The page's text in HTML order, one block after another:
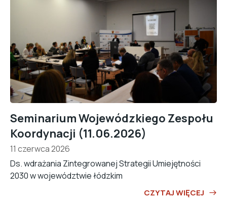
Seminarium Wojewódzkiego Zespołu
Koordynacji (11.06.2026)
11 czerwca 2026
Ds. wdrażania Zintegrowanej Strategii Umiejętności
2030 w województwie łódzkim
CZYTAJ WIĘCEJ